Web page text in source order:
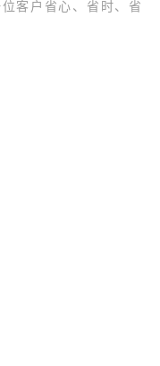
客户省心、省时、省